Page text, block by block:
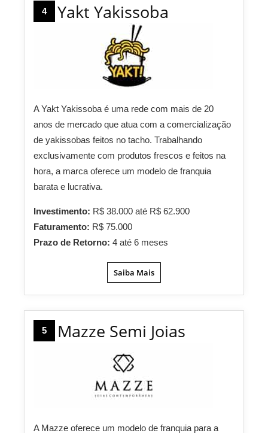
4 Yakt Yakissoba
A Yakt Yakissoba é uma rede com mais de 20
anos de mercado que atua com a comercialização
de yakissobas feitos no tacho. Trabalhando
exclusivamente com produtos frescos e feitos na
hora, a marca oferece um modelo de franquia
barata e lucrativa.
Investimento: R$ 38.000 até R$ 62.900
Faturamento: R$ 75.000
Prazo de Retorno: 4 até 6 meses
Saiba Mais
5 Mazze Semi Joias
A Mazze oferece um modelo de franquia para a